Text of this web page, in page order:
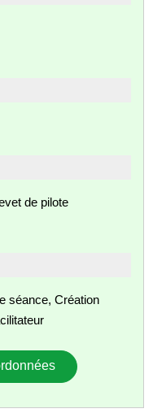
de pilote
séance, Création